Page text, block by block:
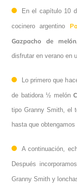
En el capítulo 10
cocinero argentino
Gazpacho de
disfrutar en verano en
Lo primero que
de batidora ½ melón
tipo Granny Smith, el
hasta que
A continuación,
Después incorporamos
Granny Smith y